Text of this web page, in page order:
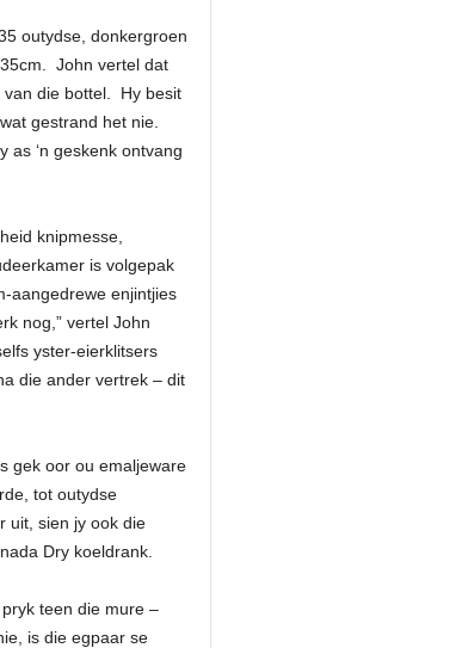
outydse, donkergroen
John vertel dat
van die bottel. Hy besit
gestrand het nie.
as ‘n geskenk ontvang
knipmesse,
is volgepak
aangedrewe enjintjies
nog,” vertel John
yster-eierklitsers
die ander vertrek – dit
gek oor ou emaljeware
tot outydse
uit, sien jy ook die
Dry koeldrank.
teen die mure –
is die egpaar se